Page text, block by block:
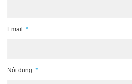
Email: *
Nội dung: *